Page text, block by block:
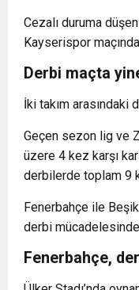
Cezalı duruma
Kayserispor
Derbi maçta
İki takım arasındaki
Geçen sezon lig ve
üzere 4 kez karşı
derbilerde toplam 9
Fenerbahçe ile
derbi mücadelesinde
Fenerbahçe,